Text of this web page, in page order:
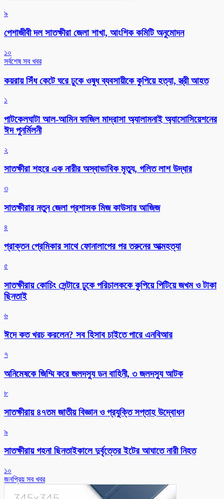
৯
পেশাজীবী দল সাতক্ষীরা জেলা শাখা, আংশিক কমিটি অনুমোদন
১০
সর্বশেষ সব খবর
কয়রায় সিঁধ কেটে ঘরে ঢুকে ওষুধ ব্যবসায়ীকে কুপিয়ে হত্যা, স্ত্রী আহত
১
পাটকেলঘাটা আল-আমিন ফাজিল মাদ্রাসা অ্যালামনাই অ্যাসোসিয়েশনের
ঈদ পুনর্মিলনী
২
সাতক্ষীরা শহরে এক নারীর অস্বাভাবিক মৃত্যু, গলিত লাশ উদ্ধার
৩
সাতক্ষীরার নতুন জেলা প্রশাসক মিজ কাউসার আজিজ
৪
প্রাক্তন প্রেমিকার সাথে ফোনালাপের পর তরুনের আত্মহত্যা
৫
সাতক্ষীরায় কোচিং সেন্টারে ঢুকে পরিচালককে কুপিয়ে পিটিয়ে জখম ও টাকা
ছিনতাই
৬
ঈদে কত খরচ করলেন? সব হিসাব চাইতে পারে এনবিআর
৭
অনিমেষকে জিম্মি করে জলদস্যু ডন বাহিনী, ৩ জলদস্যু আটক
৮
সাতক্ষীরায় ৪৭তম জাতীয় বিজ্ঞান ও প্রযুক্তি সপ্তাহ উদ্বোধন
৯
সাতক্ষীরায় গহনা ছিনতাইকালে দুর্বৃত্তের ইটের আঘাতে নারী নিহত
১০
জনপ্রিয় সব খবর